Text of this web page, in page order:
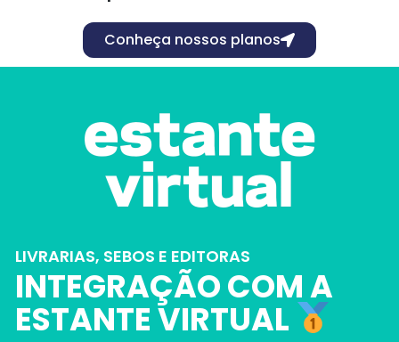
Conheça nossos planos
LIVRARIAS, SEBOS E EDITORAS
INTEGRAÇÃO COM A
ESTANTE VIRTUAL